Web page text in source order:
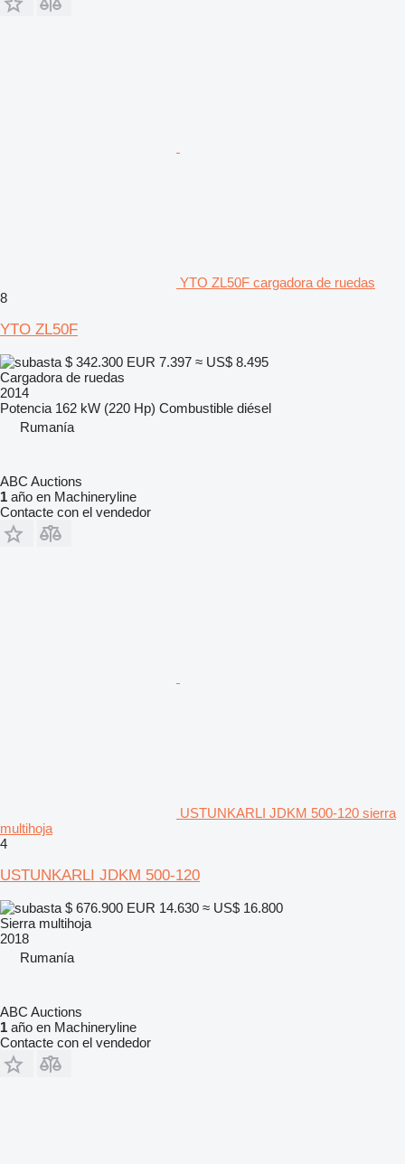
YTO ZL50F cargadora de ruedas
8
YTO ZL50F
$ 342.300 EUR 7.397 ≈ US$ 8.495
Cargadora de ruedas
2014
Potencia 162 kW (220 Hp) Combustible diésel
Rumanía
ABC Auctions
1 año en Machineryline
Contacte con el vendedor
USTUNKARLI JDKM 500-120 sierra
multihoja
4
USTUNKARLI JDKM 500-120
$ 676.900 EUR 14.630 ≈ US$ 16.800
Sierra multihoja
2018
Rumanía
ABC Auctions
1 año en Machineryline
Contacte con el vendedor